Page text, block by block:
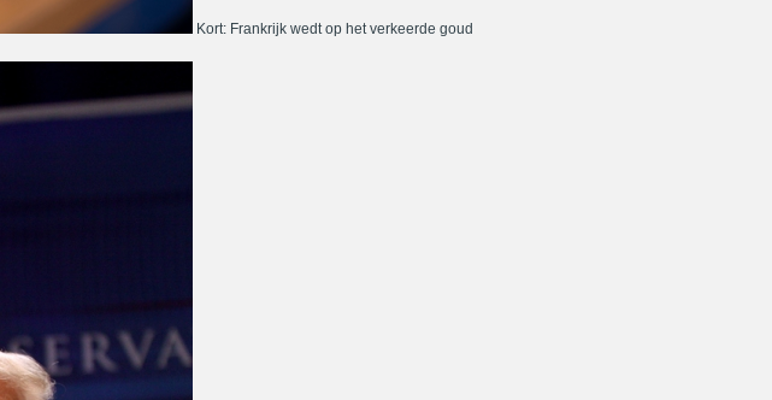
Kort: Frankrijk wedt op het verkeerde goud